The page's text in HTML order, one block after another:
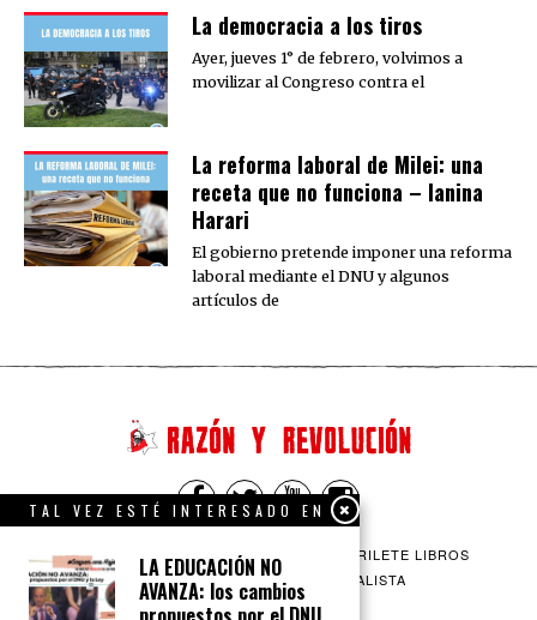
La democracia a los tiros
Ayer, jueves 1° de febrero, volvimos a
movilizar al Congreso contra el
La reforma laboral de Milei: una
receta que no funciona – Ianina
Harari
El gobierno pretende imponer una reforma
laboral mediante el DNU y algunos
artículos de
QUIENES SOMOS CONTACTO
BARRILETE LIBROS
CEICS
ENGLISH VÍA SOCIALISTA
TAL VEZ ESTÉ INTERESADO EN
LA EDUCACIÓN NO
AVANZA: los cambios